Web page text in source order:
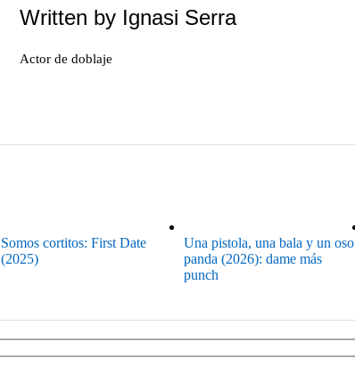
Written byIgnasi Serra
Actor de doblaje
Somos cortitos: First Date
(2025)
Una pistola, una bala y un oso
panda (2026): dame más
punch